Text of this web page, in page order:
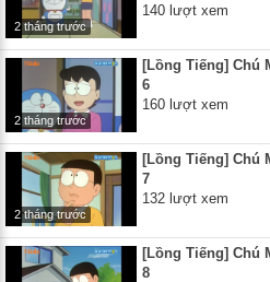
2 tháng trước
140 lượt xem
2 tháng trước
[Lồng Tiếng] Chú
6
160 lượt xem
2 tháng trước
[Lồng Tiếng] Chú
7
132 lượt xem
[Lồng Tiếng] Chú
8